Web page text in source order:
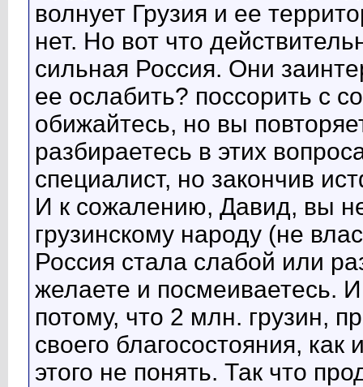
волнует Грузия и ее
нет. Но вот что
сильная Россия. Они
ее ослабить? поссорить с
обижайтесь, но вы
разбираетесь в этих
специалист, но закончив
И к сожалению, Давид, вы
грузинскому народу (не
Россия стала слабой или
желаете и посмеиваетесь.
потому, что 2 млн. грузин,
своего благосостояния,
этого не понять. Так что